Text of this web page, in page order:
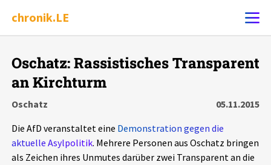
chronik.LE
Ereignis melden
Chronik
Dossiers
Oschatz: Rassistisches Transparent
an Kirchturm
Oschatz
05.11.2015
Die AfD veranstaltet eine Demonstration gegen die
aktuelle Asylpolitik. Mehrere Personen aus Oschatz bringen
als Zeichen ihres Unmutes darüber zwei Transparent an die
Alle Ereignisse
7502 Ereignisse
Ereignisse
Exportieren ? Filter Erklärungen